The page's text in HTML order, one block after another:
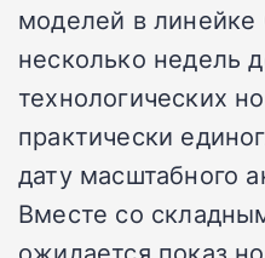
моделей в
несколько недель
технологических
практически
дату масштабного
Вместе со